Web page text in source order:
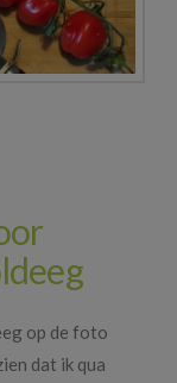
op de foto
dat ik qua